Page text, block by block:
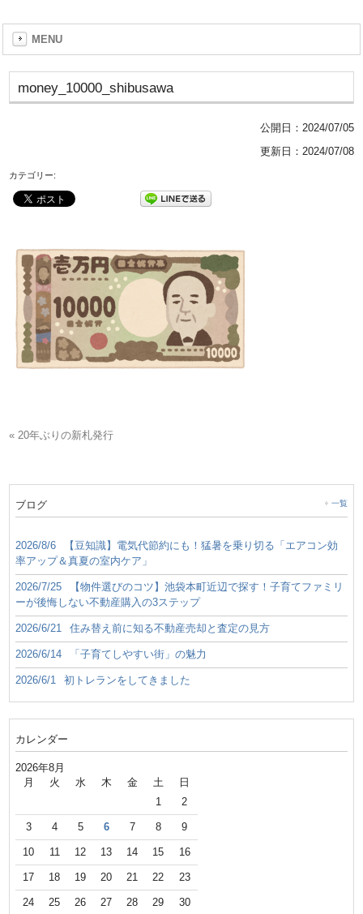
MENU
money_10000_shibusawa
公開日： 2024/07/05
更新日：2024/07/08
カテゴリー:
« 20年ぶりの新札発行
ブログ 一覧
2026/8/6
【豆知識】電気代節約にも！猛暑を乗り切る「エアコン効
率アップ＆真夏の室内ケア」
2026/7/25
【物件選びのコツ】池袋本町近辺で探す！子育てファミリ
ーが後悔しない不動産購入の3ステップ
2026/6/21 住み替え前に知る不動産売却と査定の見方
2026/6/14 「子育てしやすい街」の魅力
2026/6/1 初トレランをしてきました
カレンダー
2026年8月
月 火 水 木 金 土 日
1 2
3 4 5 6 7 8 9
10 11 12 13 14 15 16
17 18 19 20 21 22 23
24 25 26 27 28 29 30